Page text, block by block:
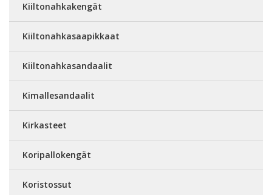
Kiiltonahkakengät
Kiiltonahkasaapikkaat
Kiiltonahkasandaalit
Kimallesandaalit
Kirkasteet
Koripallokengät
Koristossut